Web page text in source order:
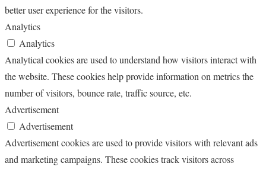
better user experience for the visitors.
Analytics
Analytics
Analytical cookies are used to understand how visitors interact with
the website. These cookies help provide information on metrics the
number of visitors, bounce rate, traffic source, etc.
Advertisement
Advertisement
Advertisement cookies are used to provide visitors with relevant ads
and marketing campaigns. These cookies track visitors across